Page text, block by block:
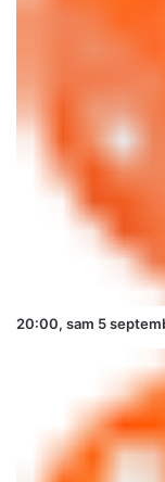
20:00, sam 5